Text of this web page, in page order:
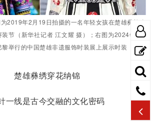
2019年2月19日拍摄的一名年轻女孩在楚雄彝族自
节（新华社记者 江文耀 摄）；右图为2024年9月
举行的中国楚雄非遗服饰时装展上展示时装（新华
楚雄彝绣穿花纳锦
一线是古今交融的文化密码